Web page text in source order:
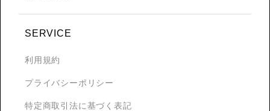
SERVICE
利用規約
プライバシーポリシー
特定商取引法に基づく表記